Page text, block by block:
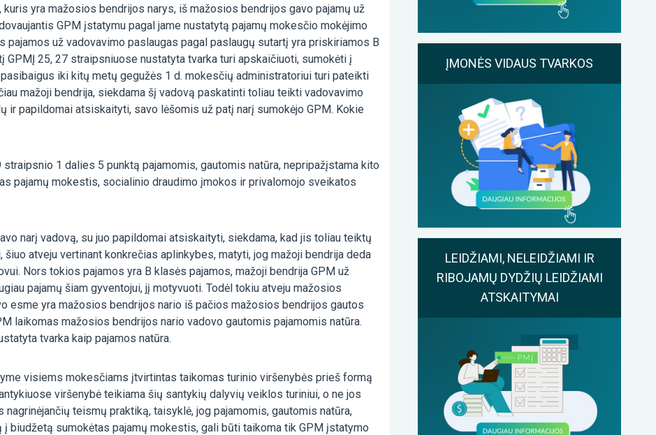
yra mažosios bendrijos narys, iš mažosios bendrijos gavo pajamų už
GPM įstatymu pagal jame nustatytą pajamų mokesčio mokėjimo
už vadovavimo paslaugas pagal paslaugų sutartį yra priskiriamos B
GPMĮ 25, 27 straipsniuose nustatyta tvarka turi apskaičiuoti, sumokėti į
iki kitų metų gegužės 1 d. mokesčių administratoriui turi pateikti
mažoji bendrija, siekdama šį vadovą paskatinti toliau teikti vadovavimo
ir papildomai atsiskaityti, savo lėšomis už patį narį sumokėjo GPM. Kokie
1 dalies 5 punktą pajamomis, gautomis natūra, nepripažįstama kito
pajamų mokestis, socialinio draudimo įmokos ir privalomojo sveikatos
narį vadovą, su juo papildomai atsiskaityti, siekdama, kad jis toliau teiktų
atveju vertinant konkrečias aplinkybes, matyti, jog mažoji bendrija deda
Nors tokios pajamos yra B klasės pajamos, mažoji bendrija GPM už
pajamų šiam gyventojui, jį motyvuoti. Todėl tokiu atveju mažosios
esme yra mažosios bendrijos nario iš pačios mažosios bendrijos gautos
laikomas mažosios bendrijos nario vadovo gautomis pajamomis natūra.
tvarka kaip pajamos natūra.
visiems mokesčiams įtvirtintas taikomas turinio viršenybės prieš formą
viršenybė teikiama šių santykių dalyvių veiklos turiniui, o ne jos
teismų praktiką, taisyklė, jog pajamomis, gautomis natūra,
biudžetą sumokėtas pajamų mokestis, gali būti taikoma tik GPM įstatymo
ĮMONĖS VIDAUS TVARKOS
LEIDŽIAMI, NELEIDŽIAMI IR
RIBOJAMŲ DYDŽIŲ LEIDŽIAMI
ATSKAITYMAI